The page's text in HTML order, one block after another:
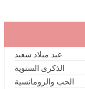
عيد ميلاد سعيد
الذكرى السنوية
الحب والرومانسية